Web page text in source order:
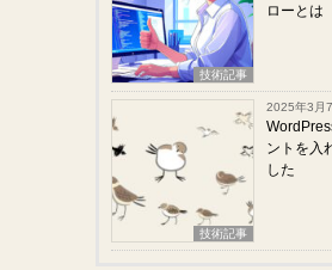
技術記事
ローとは
技術記事
2025年3月
ントを入
した